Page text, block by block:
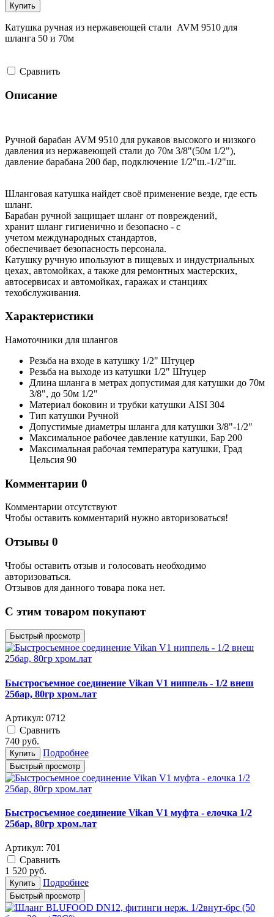
Купить
Катушка ручная из нержавеющей стали AVМ 9510 для
шланга 50 и 70м
Cравнить
Описание
Ручной барабан AVМ 9510 для рукавов высокого и низкого
давления из нержавеющей стали до 70м 3/8"(50м 1/2"),
давление барабана 200 бар, подключение 1/2"ш.-1/2"ш.
Шланговая катушка найдет своё применение везде, где есть
шланг.
Барабан ручной защищает шланг от повреждений,
хранит шланг гигиенично и безопасно - с
учетом международных стандартов,
обеспечивает безопасность персонала.
Катушку ручную ипользуют в пищевых и индустриальных
цехах, автомойках, а также для ремонтных мастерских,
автосервисах и автомойках, гаражах и станциях
техобслуживания.
Характеристики
Намоточники для шлангов
Резьба на входе в катушку 1/2" Штуцер
Резьба на выходе из катушки 1/2" Штуцер
Длина шланга в метрах допустимая для катушки до 70м
3/8", до 50м 1/2"
Материал боковин и трубки катушки AISI 304
Тип катушки Ручной
Допустимые диаметры шланга для катушки 3/8"-1/2"
Максимальное рабочее давление катушки, Бар 200
Максимальная рабочая температура катушки, Град
Цельсия 90
Комментарии 0
Комментарии отсутствуют
Чтобы оставить комментарий нужно авторизоваться!
Отзывы 0
Чтобы оcтавить отзыв и голосовать необходимо
авторизоваться.
Отзывов для данного товара пока нет.
C этим товаром покупают
Быстрый просмотр
Быстросъемное соединение Vikan V1 ниппель - 1/2 внеш
25бар, 80гр хром.лат
Артикул: 0712
Cравнить
740 руб.
Купить Подробнее
Быстрый просмотр
Быстросъемное соединение Vikan V1 муфта - елочка 1/2
25бар, 80гр хром.лат
Артикул: 701
Cравнить
1 520 руб.
Купить Подробнее
Быстрый просмотр